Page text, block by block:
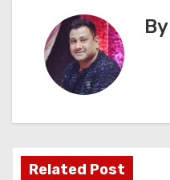
i
g
By
Related Post